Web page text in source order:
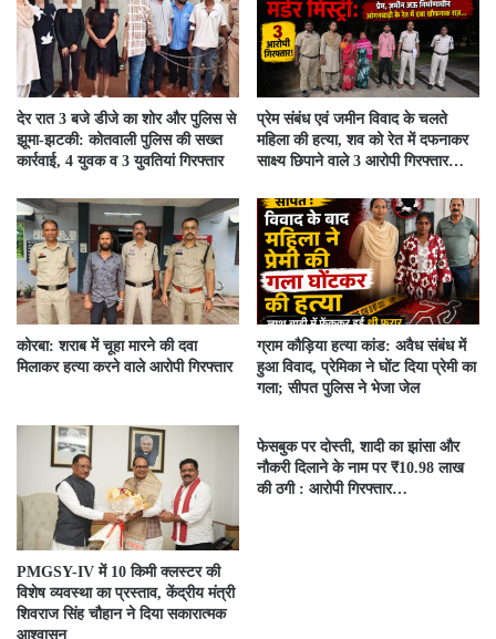
देर रात 3 बजे डीजे का शोर और पुलिस से
झूमा-झटकी: कोतवाली पुलिस की सख्त
कार्रवाई, 4 युवक व 3 युवतियां गिरफ्तार
प्रेम संबंध एवं जमीन विवाद के चलते
महिला की हत्या, शव को रेत में दफनाकर
साक्ष्य छिपाने वाले 3 आरोपी गिरफ्तार…
कोरबा: शराब में चूहा मारने की दवा
मिलाकर हत्या करने वाले आरोपी गिरफ्तार
ग्राम कौड़िया हत्या कांड: अवैध संबंध में
हुआ विवाद, प्रेमिका ने घोंट दिया प्रेमी का
गला; सीपत पुलिस ने भेजा जेल
PMGSY-IV में 10 किमी क्लस्टर की
विशेष व्यवस्था का प्रस्ताव, केंद्रीय मंत्री
शिवराज सिंह चौहान ने दिया सकारात्मक
आश्वासन
फेसबुक पर दोस्ती, शादी का झांसा और
नौकरी दिलाने के नाम पर ₹10.98 लाख
की ठगी : आरोपी गिरफ्तार…